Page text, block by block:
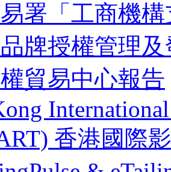
署「工商機
牌授權管理
貿易中心報告
香港國際